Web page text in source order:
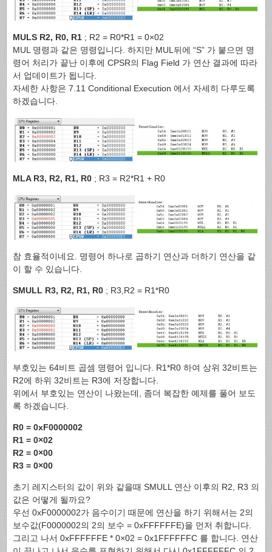
MULS R2, R0, R1 ; R2 = R0*R1 = 0×02
MUL 명령과 같은 명령입니다. 하지만 MUL뒤에 “S” 가 붙으면 명
령어 처리가 끝난 이후에 CPSR의 Flag Field 가 연산 결과에 따라
서 업데이트가 됩니다.
자세한 사항은 7.11 Conditional Execution 에서 자세히 다루도록
하겠습니다.
MLA R3, R2, R1, R0 ; R3 = R2*R1 + R0
참 효율적이네요. 명령어 하나로 곱하기 연산과 더하기 연산을 같
이 할 수 있습니다.
SMULL R3, R2, R1, R0 ; R3,R2 = R1*R0
부호있는 64비트 곱셈 명령어 입니다. R1*R0 하여 상위 32비트는
R2에 하위 32비트는 R3에 저장합니다.
위에서 부호있는 연산이 나왔는데, 좀더 복잡한 예제를 풀어 보도
록 하겠습니다.
R0 = 0xF0000002
R1 = 0×02
R2 = 0×00
R3 = 0×00
초기 레지스터의 값이 위와 같을때 SMULL 연산 이후의 R2, R3 의
값은 어떻게 될까요?
우선 0xF0000002가 음수이기 때문에 연산을 하기 위해서는 2의
보수값(F0000002의 2의 보수 = 0xFFFFFFE)을 먼저 취합니다.
그리고 나서 0xFFFFFFE * 0×02 = 0x1FFFFFFC 를 합니다. 연산